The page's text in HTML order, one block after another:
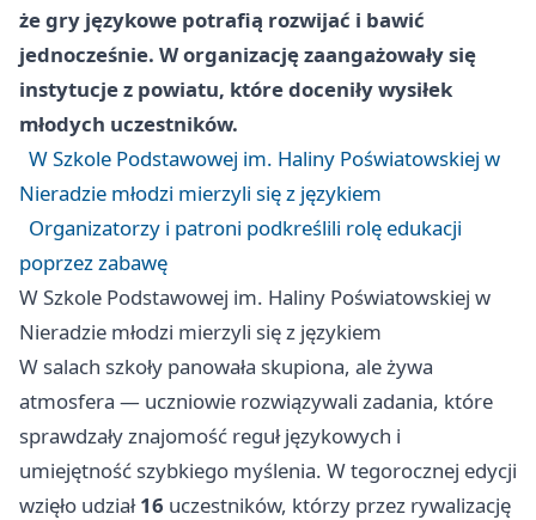
że gry językowe potrafią rozwijać i bawić
jednocześnie. W organizację zaangażowały się
instytucje z powiatu, które doceniły wysiłek
młodych uczestników.
W Szkole Podstawowej im. Haliny Poświatowskiej w
Nieradzie młodzi mierzyli się z językiem
Organizatorzy i patroni podkreślili rolę edukacji
poprzez zabawę
W Szkole Podstawowej im. Haliny Poświatowskiej w
Nieradzie młodzi mierzyli się z językiem
W salach szkoły panowała skupiona, ale żywa
atmosfera — uczniowie rozwiązywali zadania, które
sprawdzały znajomość reguł językowych i
umiejętność szybkiego myślenia. W tegorocznej edycji
wzięło udział16 uczestników, którzy przez rywalizację